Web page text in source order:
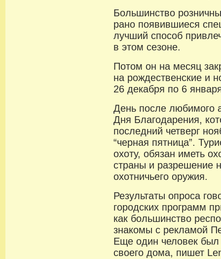
Большинство
рано появившиеся
лучший способ
в этом сезоне.
Потом он на месяц
на рождественские и
26 декабря по 6
День после любимого
Дня Благодарения,
последний четверг
“черная пятница”.
охоту, обязан иметь
страны и разрешение
охотничьего оружия.
Результаты опроса
городских программ
как большинство
знакомы с рекламой
Еще один человек
своего дома, пишет